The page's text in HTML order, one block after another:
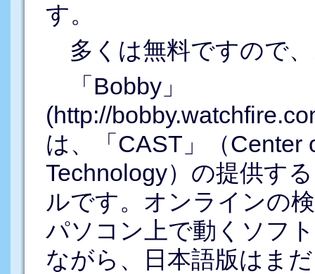
す。
多くは無料ですので
「Bobby」
(http://
は、「CAST」（Center
Technology）の提供す
ルです。オンラインの
パソコン上で動くソフ
ながら、日本語版はま